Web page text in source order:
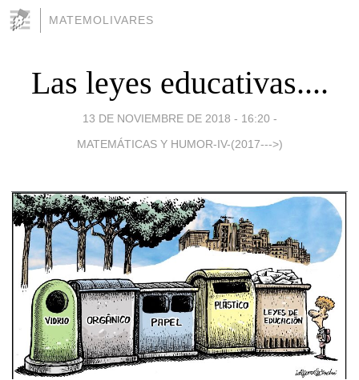
MATEMOLIVARES
Las leyes educativas....
13 DE NOVIEMBRE DE 2018 - 16:20 -
MATEMÁTICAS Y HUMOR-IV-(2017--->)